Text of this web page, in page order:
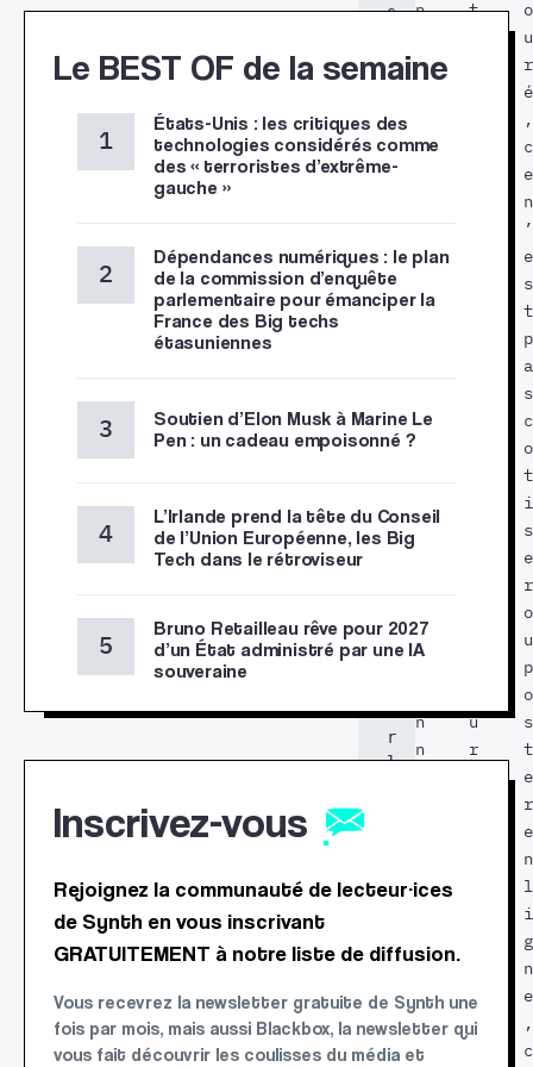
s
u
n
t
e
q
e
f
e
d
a
i
e
r
l
v
l
a
n
c
n
j
a
e
c
r
r
n
n
n
n
é
e
t
u
r
’
o
o
u
r
é
,
c
e
n
’
e
s
t
p
a
s
c
o
t
i
s
e
r
o
u
p
o
s
t
e
r
e
n
l
i
g
n
e
,
c
Le BEST OF de la semaine
États-Unis : les critiques des
technologies considérés comme
des « terroristes d’extrême-
gauche »
Dépendances numériques : le plan
de la commission d’enquête
parlementaire pour émanciper la
France des Big techs
étasuniennes
Soutien d’Elon Musk à Marine Le
Pen : un cadeau empoisonné ?
L’Irlande prend la tête du Conseil
de l’Union Européenne, les Big
Tech dans le rétroviseur
Bruno Retailleau rêve pour 2027
d’un État administré par une IA
souveraine
Inscrivez-vous
Rejoignez la communauté de lecteur·ices
de Synth en vous inscrivant
GRATUITEMENT à notre liste de diffusion.
Vous recevrez la newsletter gratuite de Synth une
fois par mois, mais aussi Blackbox, la newsletter qui
vous fait découvrir les coulisses du média et